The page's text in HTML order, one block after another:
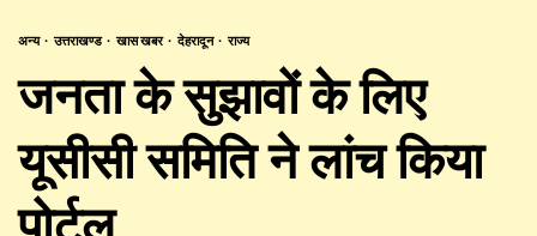
अन्य उत्तराखण्ड खास खबर देहरादून राज्य
जनता के सुझावों के लिए
यूसीसी समिति ने लांच किया